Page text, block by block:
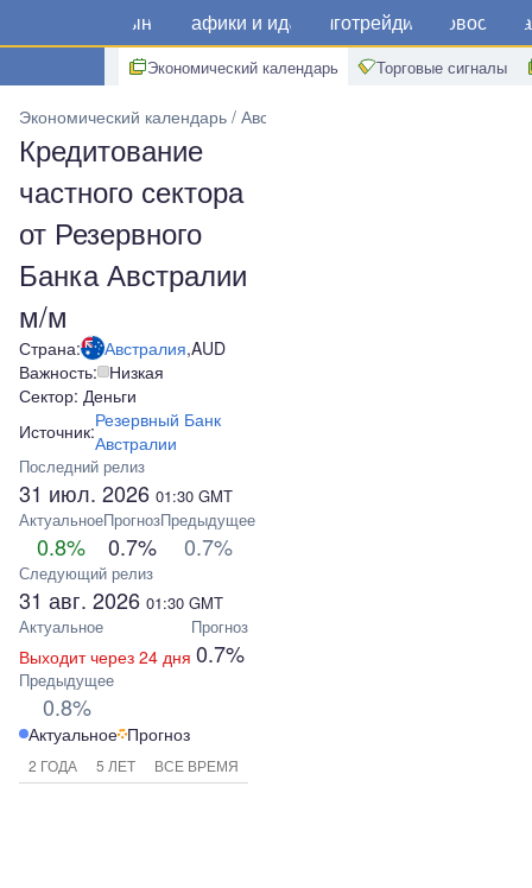
Рынки Графики и идеи Алготрейдинг Новости
Экономический календарь Торговые сигналы
Экономический календарь Австралия
Кредитование
частного сектора
от Резервного
Банка Австралии
м/м
Страна: Австралия,AUD
Важность: Низкая
Сектор: Деньги
Источник:Резервный Банк
Австралии
Последний релиз
31 июл. 2026 01:30 GMT
Актуальное
0.8%
Прогноз
0.7%
Предыдущее
0.7%
Следующий релиз
31 авг. 2026 01:30 GMT
Актуальное
Выходит через 24 дня
Прогноз
0.7%
Предыдущее
0.8%
Актуальное Прогноз
2 ГОДА 5 ЛЕТ ВСЕ ВРЕМЯ